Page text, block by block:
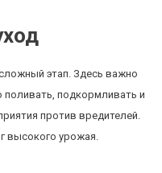
этап. Здесь важно
подкормливать и
против вредителей.
высокого урожая.